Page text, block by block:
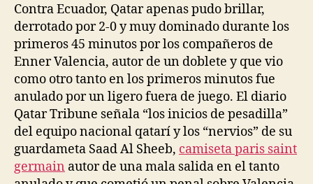
Contra Ecuador, Qatar apenas pudo brillar,
derrotado por 2-0 y muy dominado durante los
primeros 45 minutos por los compañeros de
Enner Valencia, autor de un doblete y que vio
como otro tanto en los primeros minutos fue
anulado por un ligero fuera de juego. El diario
Qatar Tribune señala “los inicios de pesadilla”
del equipo nacional qatarí y los “nervios” de su
guardameta Saad Al Sheeb, camiseta paris saint
germain autor de una mala salida en el tanto